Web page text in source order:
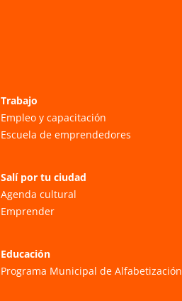
Trabajo
Empleo y capacitación
Escuela de emprendedores
Salí por tu ciudad
Agenda cultural
Emprender
Educación
Programa Municipal de Alfabetización